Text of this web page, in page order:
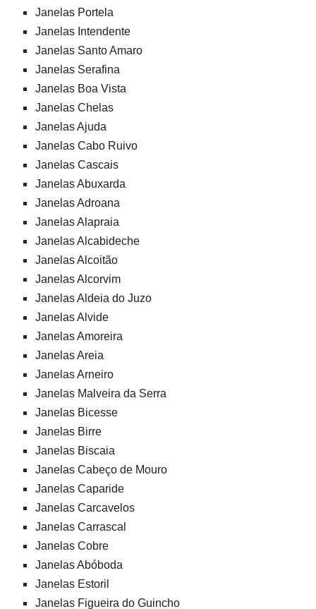
Janelas Portela
Janelas Intendente
Janelas Santo Amaro
Janelas Serafina
Janelas Boa Vista
Janelas Chelas
Janelas Ajuda
Janelas Cabo Ruivo
Janelas Cascais
Janelas Abuxarda
Janelas Adroana
Janelas Alapraia
Janelas Alcabideche
Janelas Alcoitão
Janelas Alcorvim
Janelas Aldeia do Juzo
Janelas Alvide
Janelas Amoreira
Janelas Areia
Janelas Arneiro
Janelas Malveira da Serra
Janelas Bicesse
Janelas Birre
Janelas Biscaia
Janelas Cabeço de Mouro
Janelas Caparide
Janelas Carcavelos
Janelas Carrascal
Janelas Cobre
Janelas Abóboda
Janelas Estoril
Janelas Figueira do Guincho